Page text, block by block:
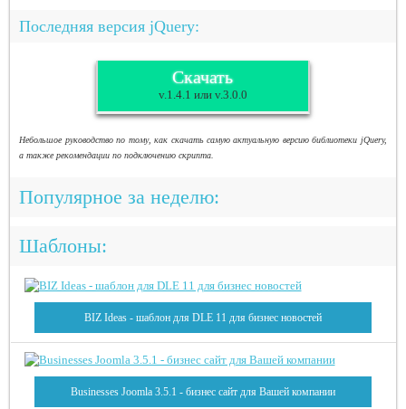
Последняя версия jQuery:
Скачать
v.1.4.1 или v.3.0.0
Небольшое руководство по тому, как скачать самую актуальную версию библиотеки jQuery,
а также рекомендации по подключению скрипта.
Популярное за неделю:
Шаблоны:
BIZ Ideas - шаблон для DLE 11 для бизнес новостей
Businesses Joomla 3.5.1 - бизнес сайт для Вашей компании